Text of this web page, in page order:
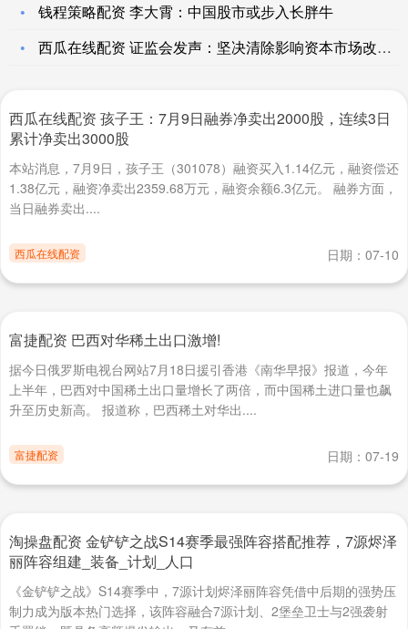
钱程策略配资 李大霄：中国股市或步入长胖牛
西瓜在线配资 证监会发声：坚决清除影响资本市场改革发展的“拦
西瓜在线配资 孩子王：7月9日融券净卖出2000股，连续3日
累计净卖出3000股
本站消息，7月9日，孩子王（301078）融资买入1.14亿元，融资偿还
1.38亿元，融资净卖出2359.68万元，融资余额6.3亿元。 融券方面，
当日融券卖出....
西瓜在线配资 日期：07-10
富捷配资 巴西对华稀土出口激增!
据今日俄罗斯电视台网站7月18日援引香港《南华早报》报道，今年
上半年，巴西对中国稀土出口量增长了两倍，而中国稀土进口量也飙
升至历史新高。 报道称，巴西稀土对华出....
富捷配资 日期：07-19
淘操盘配资 金铲铲之战S14赛季最强阵容搭配推荐，7源烬泽
丽阵容组建_装备_计划_人口
《金铲铲之战》S14赛季中，7源计划烬泽丽阵容凭借中后期的强势压
制力成为版本热门选择，该阵容融合7源计划、2堡垒卫士与2强袭射